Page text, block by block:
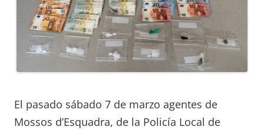
El pasado sábado 7 de marzo agentes de
Mossos d’Esquadra, de la Policía Local de